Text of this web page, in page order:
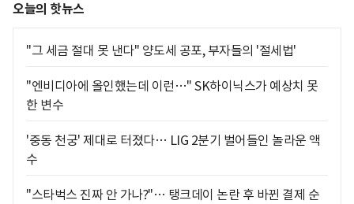
오늘의 핫뉴스
"그 세금 절대 못 낸다" 양도세 공포, 부자들의 '절세법'
"엔비디아에 올인했는데 이런…" SK하이닉스가 예상치 못
한 변수
'중동 천궁' 제대로 터졌다… LIG 2분기 벌어들인 놀라운 액
수
"스타벅스 진짜 안 가나?"… 탱크데이 논란 후 바뀐 결제 순